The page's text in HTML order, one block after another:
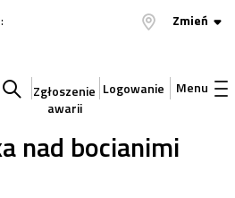
Zmień
Zgłoszenie
awarii
Logowanie Menu
nad bocianimi